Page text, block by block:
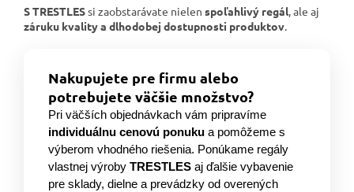
S TRESTLESsi zaobstarávate nielen spoľahlivý regál , ale aj
záruku kvality a dlhodobej dostupnosti produktov
Nakupujete pre firmu alebo
potrebujete väčšie množstvo?
Pri väčších objednávkach vám pripravíme
individuálnu cenovú ponuku a pomôžeme s
výberom vhodného riešenia. Ponúkame regály
vlastnej výroby TRESTLES aj ďalšie vybavenie
pre sklady, dielne a prevádzky od overených